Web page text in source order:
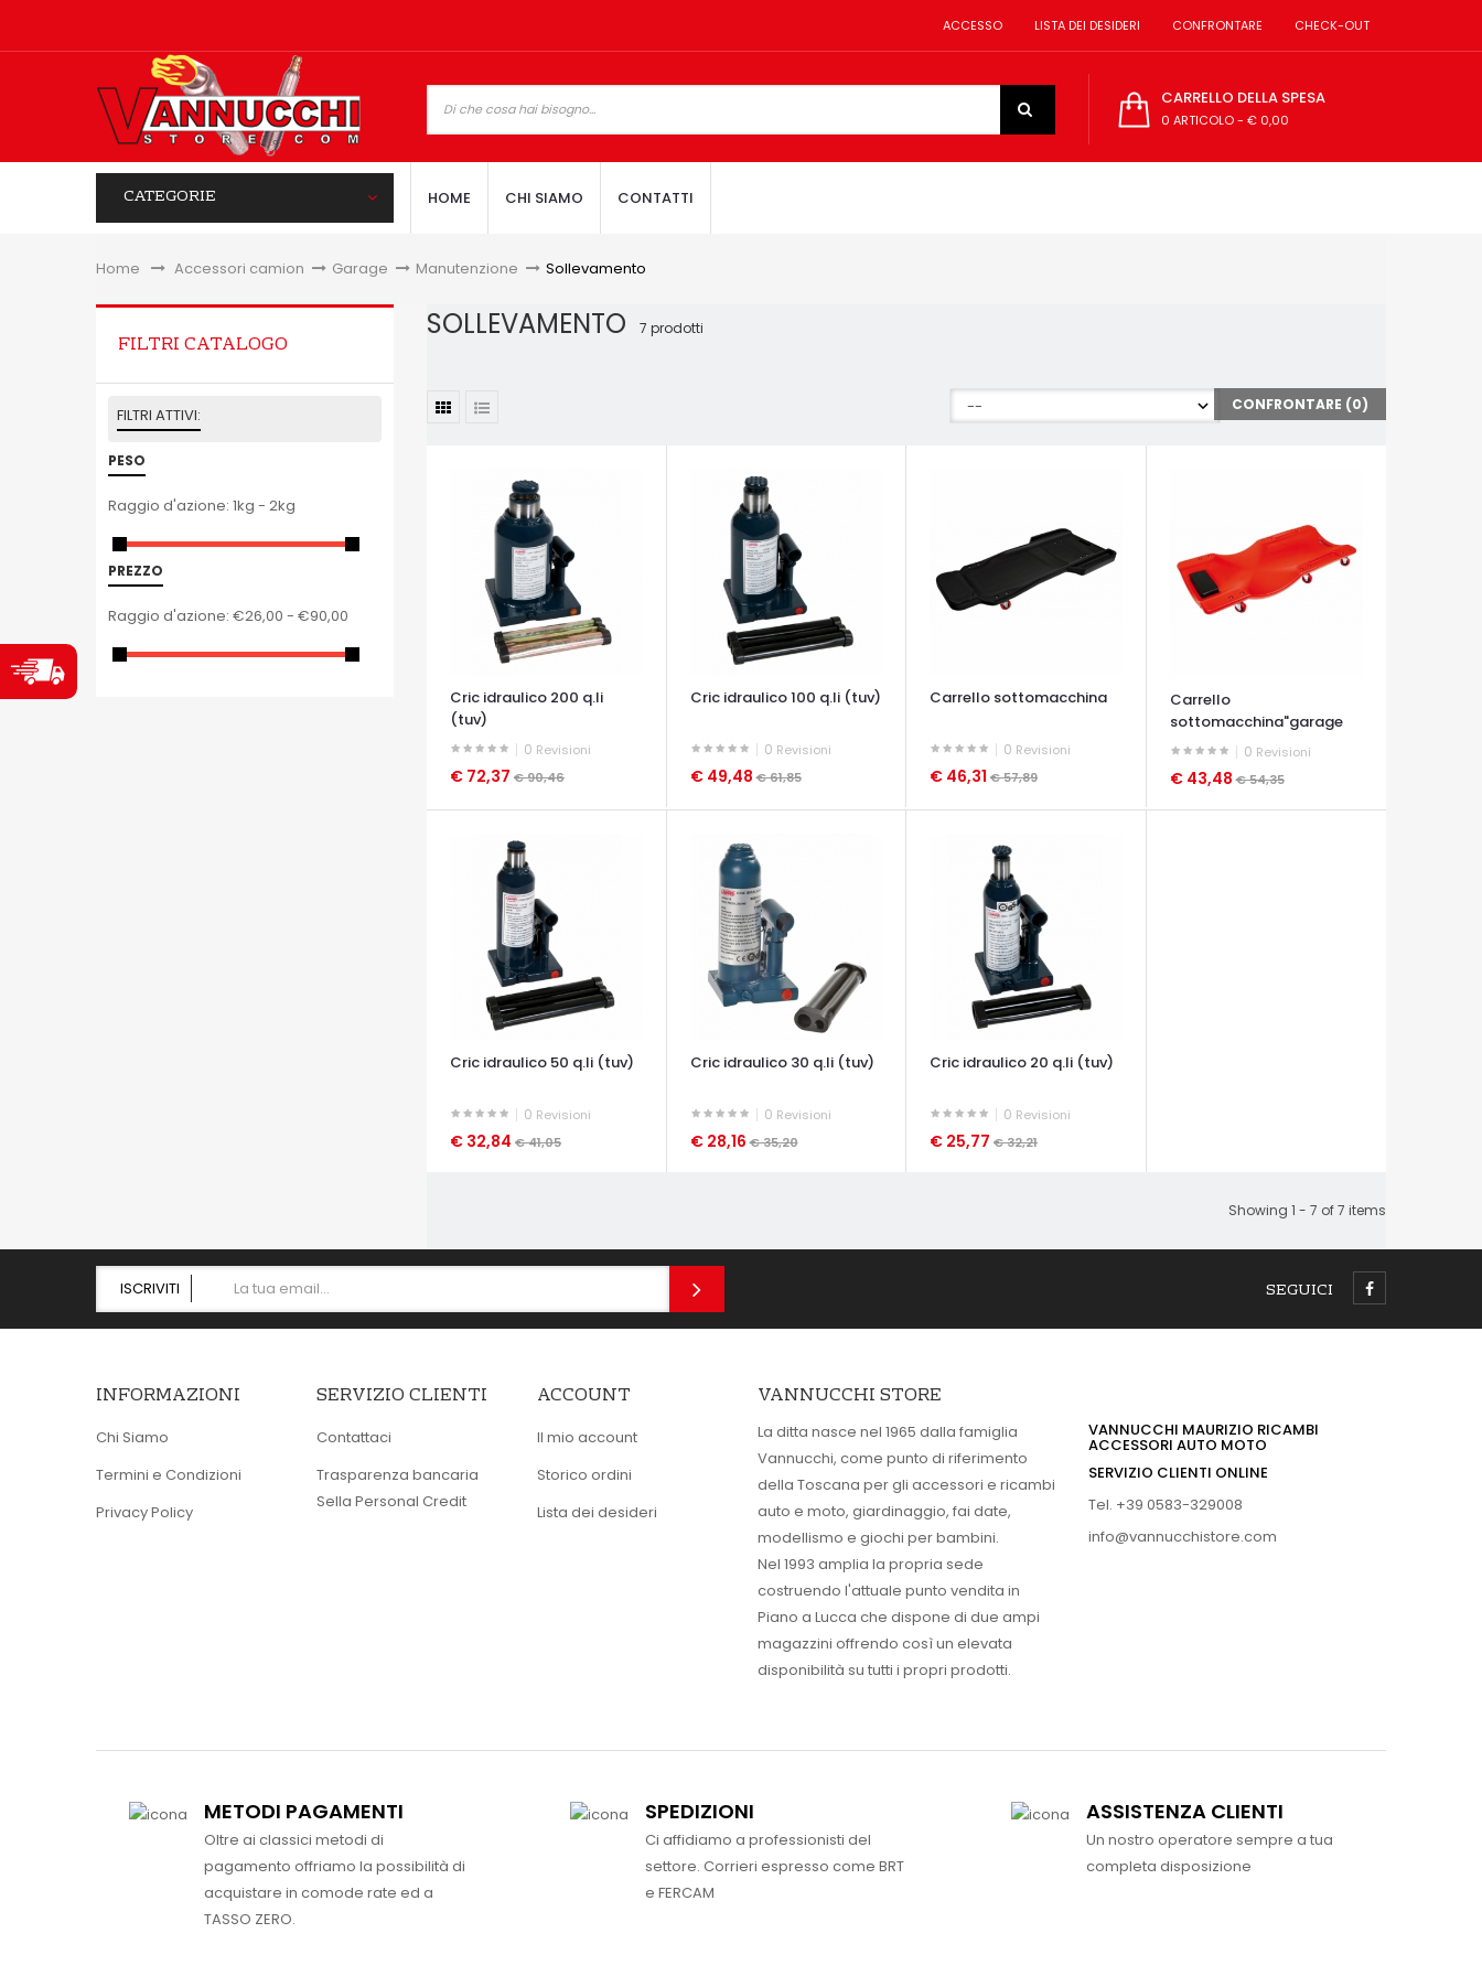
ACCESSO LISTA DEI DESIDERI CONFRONTARE CHECK-OUT
CARRELLO DELLA SPESA
0 ARTICOLO- € 0,00
CATEGORIE HOME CHI SIAMO CONTATTI
Home &gt;Accessori camion > Garage > Manutenzione > Sollevamento
FILTRI CATALOGO
FILTRI ATTIVI:
PESO
Raggio d'azione: 1kg - 2kg
PREZZO
Raggio d'azione: €26,00 - €90,00
SOLLEVAMENTO 7 prodotti
CONFRONTARE (0)
Cric idraulico 200 q.li
(tuv)
0 Revisioni
€ 72,37 € 90,46
Cric idraulico 100 q.li (tuv)
0 Revisioni
€ 49,48€ 61,85
Carrello sottomacchina
0 Revisioni
€ 46,31 € 57,89
Carrello
sottomacchina"garage
0 Revisioni
€ 43,48€ 54,35
OCCHIATA VELOCE
Cric idraulico 50 q.li (tuv)
0 Revisioni
€ 32,84 € 41,05
Cric idraulico 30 q.li (tuv)
0 Revisioni
€ 28,16€ 35,20
Cric idraulico 20 q.li (tuv)
0 Revisioni
€ 25,77 € 32,21
Showing 1 - 7 of 7 items
ISCRIVITI SEGUICI
INFORMAZIONI
Chi Siamo
Termini e Condizioni
Privacy Policy
SERVIZIO CLIENTI
Contattaci
Trasparenza bancaria
Sella Personal Credit
ACCOUNT
Il mio account
Storico ordini
Lista dei desideri
VANNUCCHI STORE
La ditta nasce nel 1965 dalla famiglia
Vannucchi, come punto di riferimento
della Toscana per gli accessori e ricambi
auto e moto, giardinaggio, fai date,
modellismo e giochi per bambini.
Nel 1993 amplia la propria sede
costruendo l'attuale punto vendita in
Piano a Lucca che dispone di due ampi
magazzini offrendo così un elevata
disponibilità su tutti i propri prodotti.
VANNUCCHI MAURIZIO RICAMBI
ACCESSORI AUTO MOTO
SERVIZIO CLIENTI ONLINE
Tel. +39 0583-329008
info@vannucchistore.com
METODI PAGAMENTI
Oltre ai classici metodi di
pagamento offriamo la possibilità di
acquistare in comode rate ed a
TASSO ZERO.
SPEDIZIONI
Ci affidiamo a professionisti del
settore. Corrieri espresso come BRT
e FERCAM
ASSISTENZA CLIENTI
Un nostro operatore sempre a tua
completa disposizione